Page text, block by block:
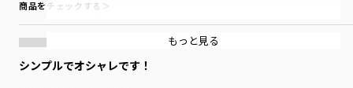
商品をチェックする＞
シンプルでオシャレです！
サイドから見たときに
おしゃれな立体感が出る「脇スリット」入り。
■素材
もっと見る